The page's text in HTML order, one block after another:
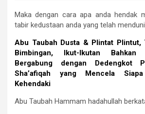
Maka dengan cara apa anda hendak
tabir kedustaan anda yang telah
Abu Taubah Dusta & Plintat Plintut,
Bimbingan, Ikut-Ikutan
Bergabung dengan Dedengkot
Sha’afiqah yang Mencela
Kehendaki
Abu Taubah Hammam hadahullah